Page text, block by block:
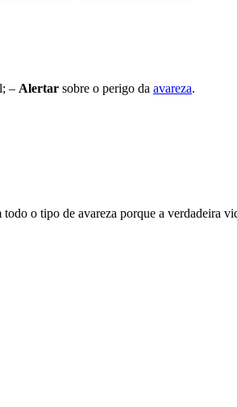
– Alertar sobre o perigo da avareza.
o tipo de avareza porque a verdadeira